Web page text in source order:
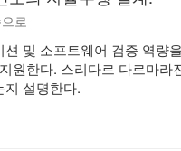
로
및 소프트웨어 검증 역량
원한다. 스리다르 다르마
지 설명한다.